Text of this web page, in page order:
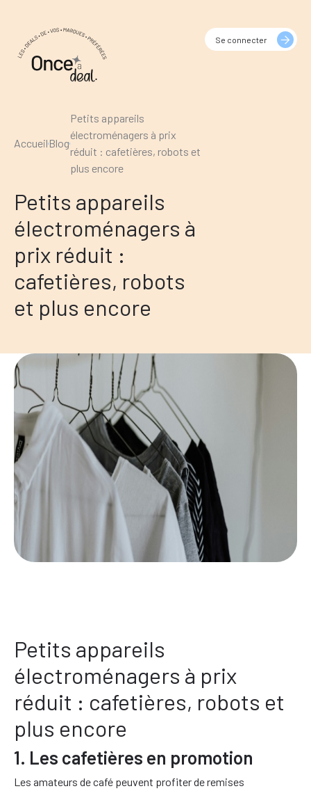
Accueil Blog
Petits appareils
électroménagers à prix
réduit : cafetières, robots et
plus encore
Petits appareils
électroménagers à
prix réduit :
cafetières, robots
et plus encore
Se connecter
Petits appareils
électroménagers à prix
réduit : cafetières, robots et
plus encore
1. Les cafetières en promotion
Les amateurs de café peuvent profiter de remises